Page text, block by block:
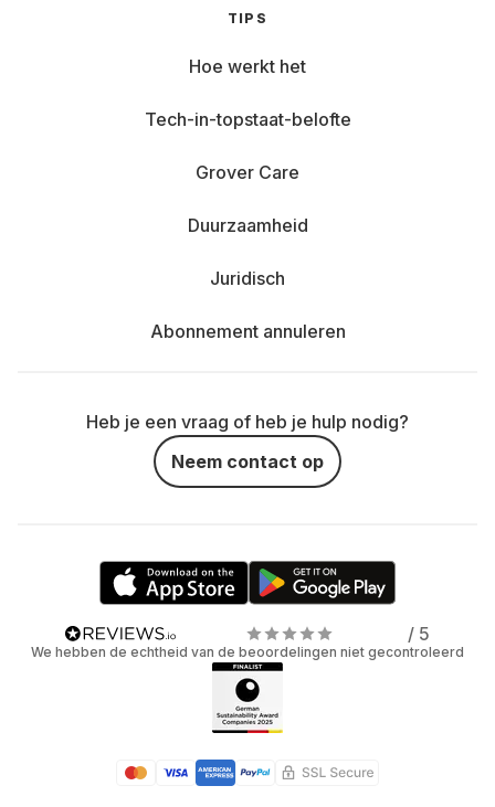
TIPS
Hoe werkt het
Tech-in-topstaat-belofte
Grover Care
Duurzaamheid
Juridisch
Abonnement annuleren
Heb je een vraag of heb je hulp nodig?
Neem contact op
/ 5
We hebben de echtheid van de beoordelingen niet gecontroleerd